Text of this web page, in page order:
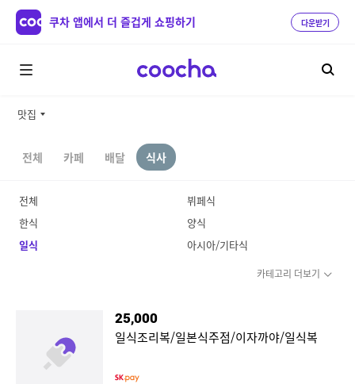
쿠차 앱에서 더 즐겁게 쇼핑하기 다운받기
맛집
전체 카페 배달 식사
전체
뷔페식
한식
양식
일식
아시아/기타식
카테고리 더보기
25,000
일식조리복/일본식주점/이자까야/일식복